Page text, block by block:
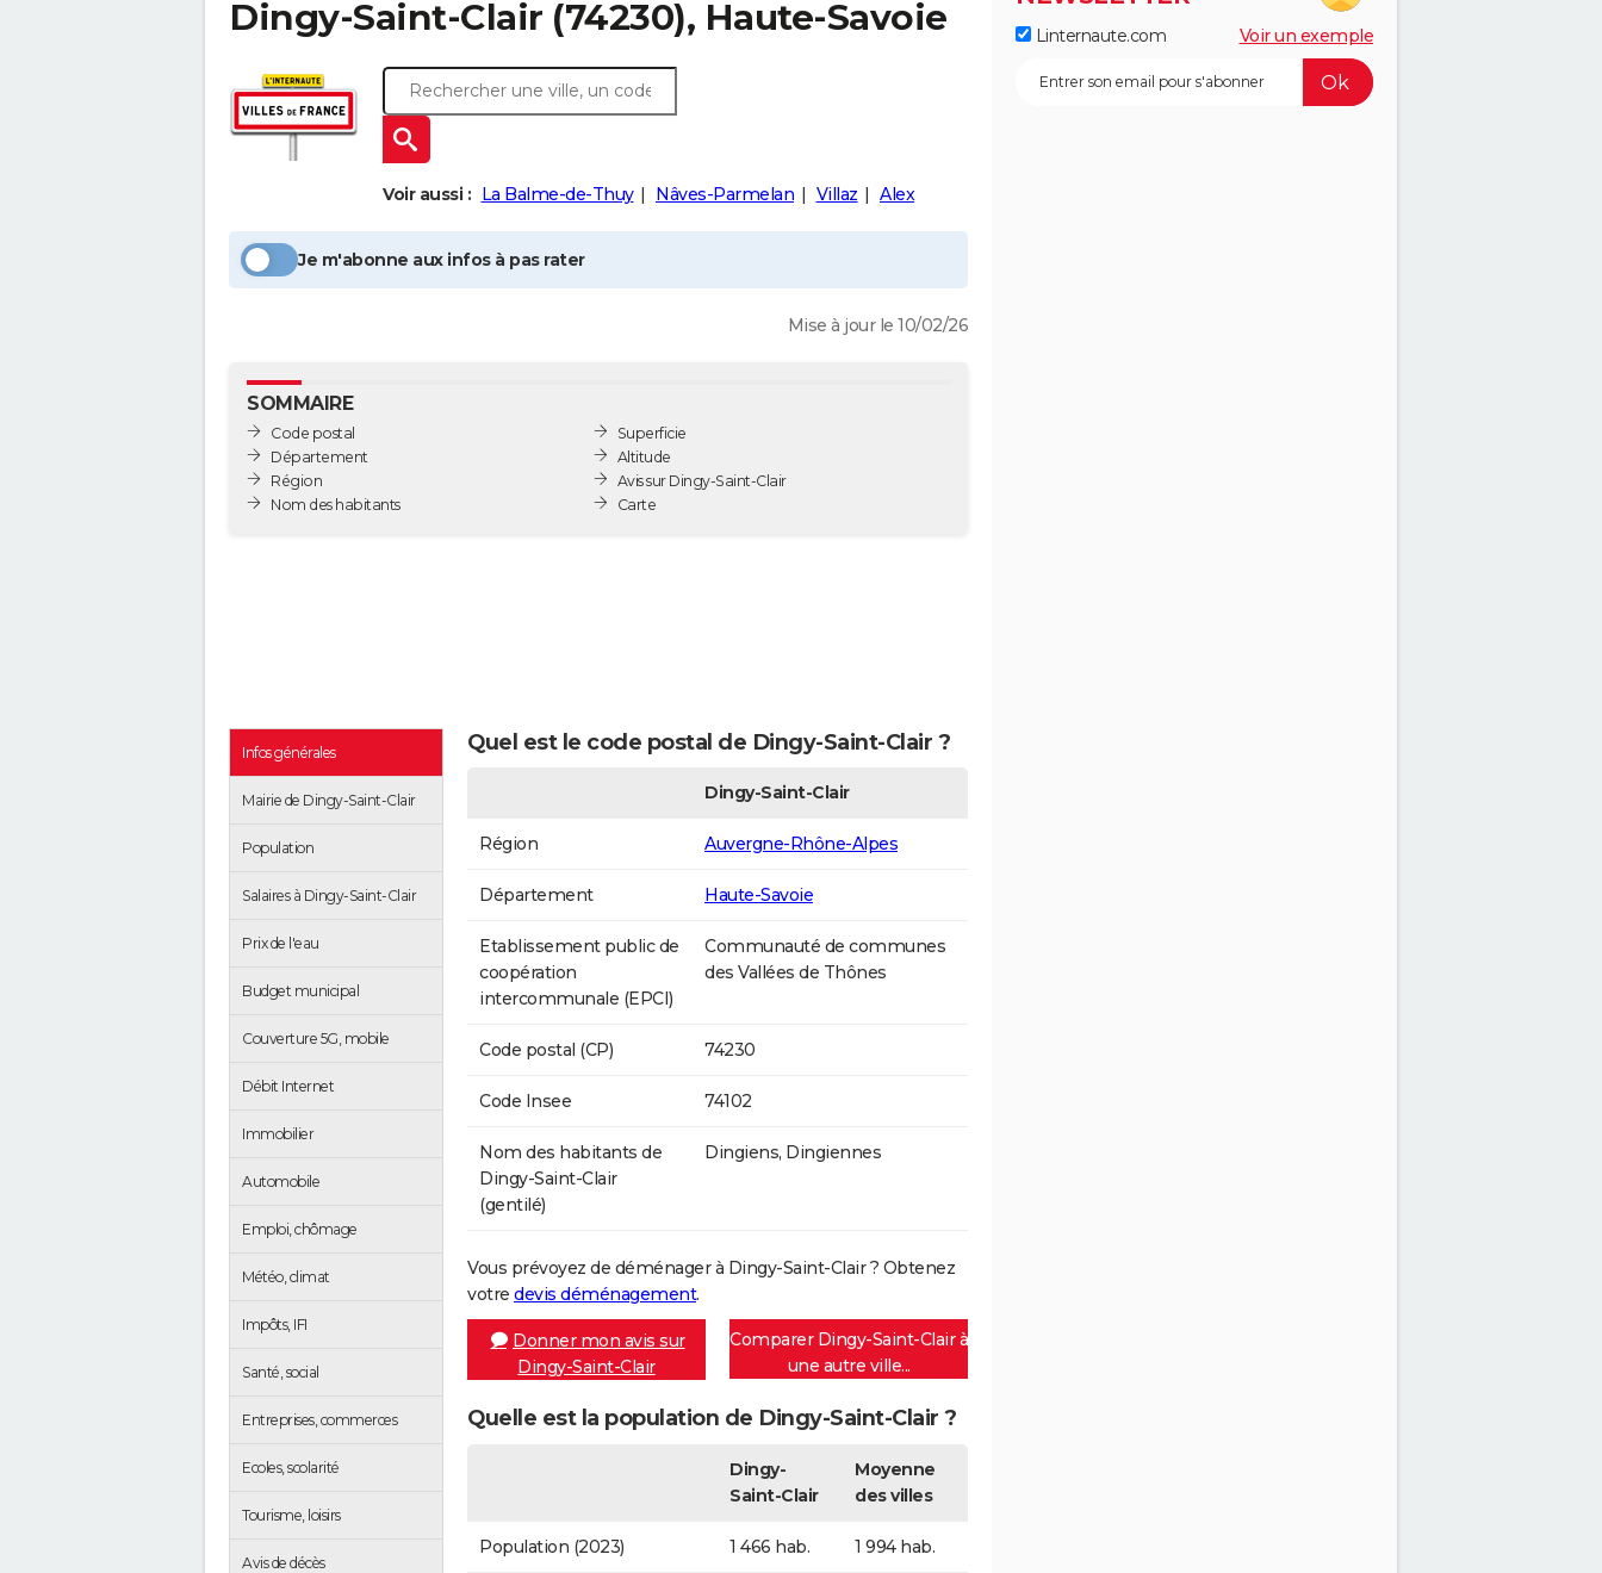
Dingy-Saint-Clair (74230), Haute-Savoie
Voir aussi : La Balme-de-Thuy Nâves-Parmelan Villaz Alex
Je m'abonne aux infos à pas rater
Mise à jour le 10/02/26
SOMMAIRE
Code postal
Département
Région
Nom des habitants
Superficie
Altitude
Avis sur Dingy-Saint-Clair
Carte
Infos générales
Mairie de Dingy-Saint-Clair
Population
Salaires à Dingy-Saint-Clair
Prix de l'eau
Budget municipal
Couverture 5G, mobile
Débit Internet
Immobilier
Automobile
Emploi, chômage
Météo, climat
Impôts, IFI
Santé, social
Entreprises, commerces
Ecoles, scolarité
Tourisme, loisirs
Avis de décès
Quel est le code postal de Dingy-Saint-Clair ?
Dingy-Saint-Clair
Région Auvergne-Rhône-Alpes
Département Haute-Savoie
Etablissement public de
coopération
intercommunale (EPCI)
Communauté de communes
des Vallées de Thônes
Code postal (CP) 74230
Code Insee 74102
Nom des habitants de
Dingy-Saint-Clair
(gentilé)
Dingiens, Dingiennes
Vous prévoyez de déménager à Dingy-Saint-Clair ? Obtenez
votre devis déménagement.
Donner mon avis sur
Dingy-Saint-Clair
Comparer Dingy-Saint-Clair à
une autre ville...
Quelle est la population de Dingy-Saint-Clair ?
Dingy-
Saint-Clair
Moyenne
des villes
Population (2023) 1 466 hab. 1 994 hab.
Linternaute.com Voir un exemple